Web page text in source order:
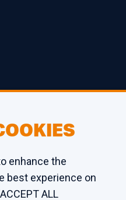
enhance the
best experience on
ALL